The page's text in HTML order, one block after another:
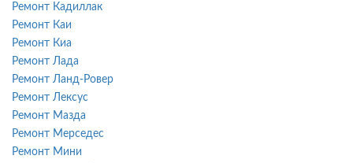
Ремонт Кадиллак
Ремонт Каи
Ремонт Киа
Ремонт Лада
Ремонт Ланд-Ровер
Ремонт Лексус
Ремонт Мазда
Ремонт Мерседес
Ремонт Мини